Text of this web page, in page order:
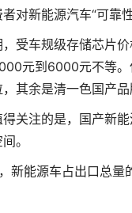
新能源汽车“可靠性
车规级存储芯片价
元到6000元不等
其余是清一色国产品
注的是，国产新能
。
能源车占出口总量的